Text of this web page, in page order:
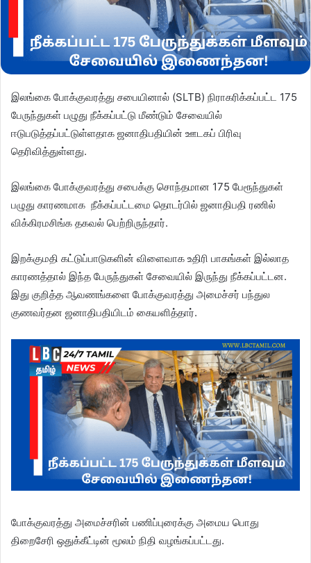
இலங்கை போக்குவரத்து சபையினால் (SLTB) நிராகரிக்கப்பட்ட 175
பேருந்துகள் பழுது நீக்கப்பட்டு மீண்டும் சேவையில்
ஈடுபடுத்தப்பட்டுள்ளதாக ஜனாதிபதியின் ஊடகப் பிரிவு
தெரிவித்துள்ளது.
இலங்கை போக்குவரத்து சபைக்கு சொந்தமான 175 பேரூந்துகள்
பழுது காரணமாக நீக்கப்பட்டமை தொடர்பில் ஜனாதிபதி ரணில்
விக்கிரமசிங்க தகவல் பெற்றிருந்தார்.
இறக்குமதி கட்டுப்பாடுகளின் விளைவாக உதிரி பாகங்கள் இல்லாத
காரணத்தால் இந்த பேருந்துகள் சேவையில் இருந்து நீக்கப்பட்டன.
இது குறித்த ஆவணங்களை போக்குவரத்து அமைச்சர் பந்துல
குணவர்தன ஜனாதிபதியிடம் கையளித்தார்.
போக்குவரத்து அமைச்சரின் பணிப்புரைக்கு அமைய பொது
திறைசேரி ஒதுக்கீட்டின் மூலம் நிதி வழங்கப்பட்டது.